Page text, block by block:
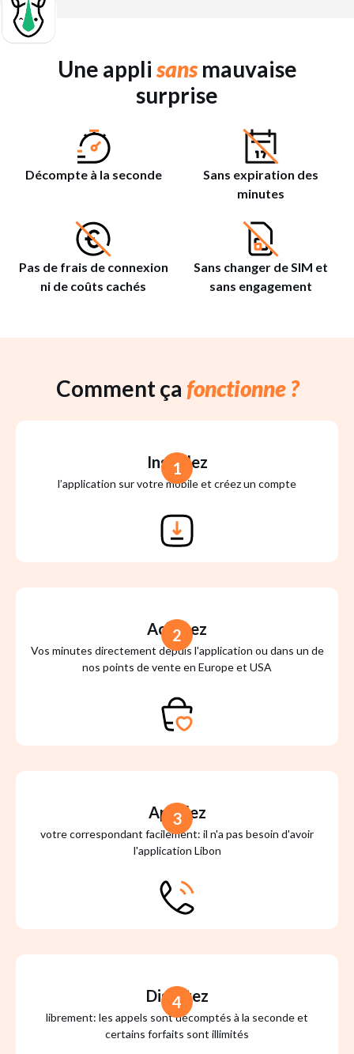
Une appli sansmauvaise
surprise
Décompte à la seconde
Sans expiration des
minutes
Pas de frais de connexion
ni de coûts cachés
Sans changer de SIM et
sans engagement
Comment ça fonctionne ?
Installez
l’application sur votre mobile et créez un compte
1
Achetez
Vos minutes directement depuis l'application ou dans un de
nos points de vente en Europe et USA
2
Appelez
votre correspondant facilement: il n'a pas besoin d'avoir
l'application Libon
3
Discutez
librement: les appels sont décomptés à la seconde et
certains forfaits sont illimités
4